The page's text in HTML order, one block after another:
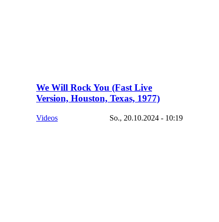
We Will Rock You (Fast Live
Version, Houston, Texas, 1977)
Videos So., 20.10.2024 - 10:19